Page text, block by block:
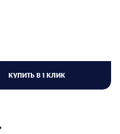
КУПИТЬ В 1 КЛИК